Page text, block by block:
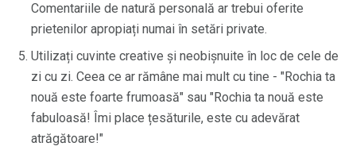
Comentariile de natură personală ar trebui oferite
prietenilor apropiați numai în setări private.
Utilizați cuvinte creative și neobișnuite în loc de cele de
zi cu zi. Ceea ce ar rămâne mai mult cu tine - "Rochia ta
nouă este foarte frumoasă" sau "Rochia ta nouă este
fabuloasă! Îmi place țesăturile, este cu adevărat
atrăgătoare!"